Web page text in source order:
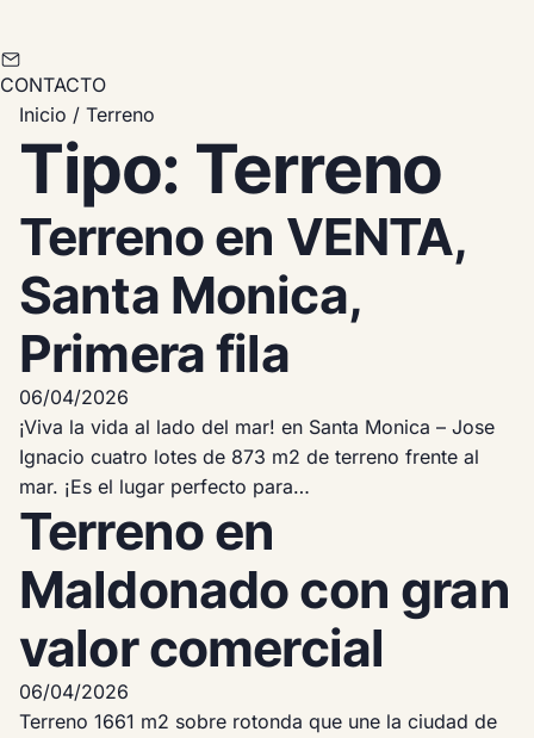
CONTACTO
Inicio / Terreno
Tipo: Terreno
Terreno en VENTA,
Santa Monica,
Primera fila
06/04/2026
¡Viva la vida al lado del mar! en Santa Monica – Jose
Ignacio cuatro lotes de 873 m2 de terreno frente al
mar. ¡Es el lugar perfecto para…
Terreno en
Maldonado con gran
valor comercial
06/04/2026
Terreno 1661 m2 sobre rotonda que une la ciudad de